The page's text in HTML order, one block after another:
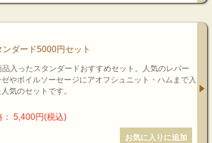
ンダード5000円セット
品入ったスタンダードおすすめセット。人気のレバー
やボイルソーセージにアオフシュニット・ハムまで入
気のセットです。
： 5,400円(税込)